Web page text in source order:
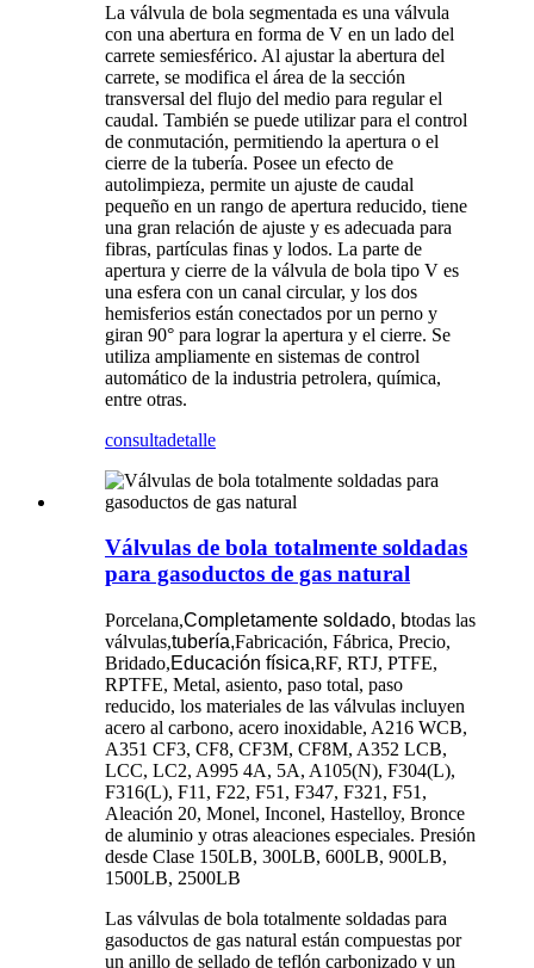
La válvula de bola segmentada es una válvula
con una abertura en forma de V en un lado del
carrete semiesférico. Al ajustar la abertura del
carrete, se modifica el área de la sección
transversal del flujo del medio para regular el
caudal. También se puede utilizar para el control
de conmutación, permitiendo la apertura o el
cierre de la tubería. Posee un efecto de
autolimpieza, permite un ajuste de caudal
pequeño en un rango de apertura reducido, tiene
una gran relación de ajuste y es adecuada para
fibras, partículas finas y lodos. La parte de
apertura y cierre de la válvula de bola tipo V es
una esfera con un canal circular, y los dos
hemisferios están conectados por un perno y
giran 90° para lograr la apertura y el cierre. Se
utiliza ampliamente en sistemas de control
automático de la industria petrolera, química,
entre otras.
consultadetalle
Válvulas de bola totalmente soldadas
para gasoductos de gas natural
Porcelana,Completamente soldado, btodas las
válvulas,tubería,Fabricación, Fábrica, Precio,
Bridado,Educación física,RF, RTJ, PTFE,
RPTFE, Metal, asiento, paso total, paso
reducido, los materiales de las válvulas incluyen
acero al carbono, acero inoxidable, A216 WCB,
A351 CF3, CF8, CF3M, CF8M, A352 LCB,
LCC, LC2, A995 4A, 5A, A105(N), F304(L),
F316(L), F11, F22, F51, F347, F321, F51,
Aleación 20, Monel, Inconel, Hastelloy, Bronce
de aluminio y otras aleaciones especiales. Presión
desde Clase 150LB, 300LB, 600LB, 900LB,
1500LB, 2500LB
Las válvulas de bola totalmente soldadas para
gasoductos de gas natural están compuestas por
un anillo de sellado de teflón carbonizado y un